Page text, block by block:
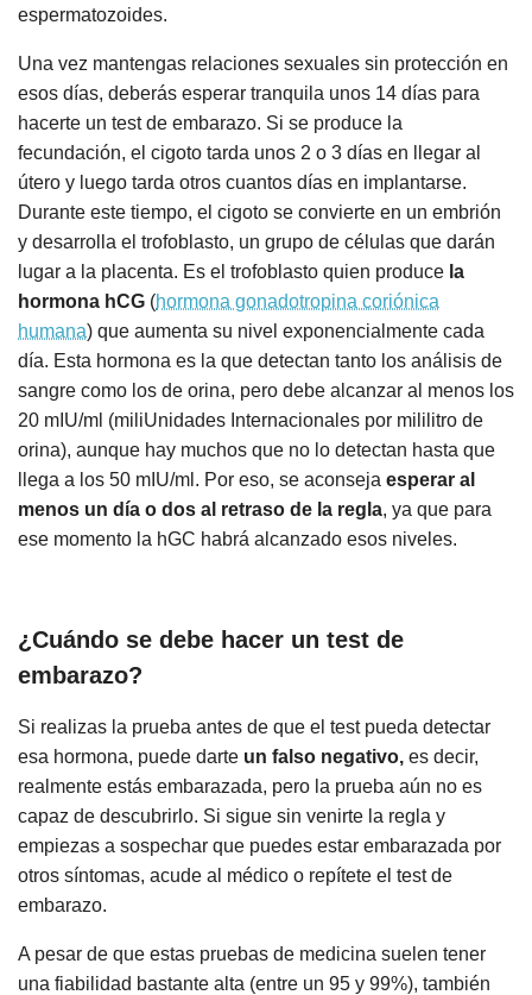
espermatozoides.
Una vez mantengas relaciones sexuales sin protección en
esos días, deberás esperar tranquila unos 14 días para
hacerte un test de embarazo. Si se produce la
fecundación, el cigoto tarda unos 2 o 3 días en llegar al
útero y luego tarda otros cuantos días en implantarse.
Durante este tiempo, el cigoto se convierte en un embrión
y desarrolla el trofoblasto, un grupo de células que darán
lugar a la placenta. Es el trofoblasto quien produce la
hormona hCG (hormona gonadotropina coriónica
humana) que aumenta su nivel exponencialmente cada
día. Esta hormona es la que detectan tanto los análisis de
sangre como los de orina, pero debe alcanzar al menos los
20 mIU/ml (miliUnidades Internacionales por mililitro de
orina), aunque hay muchos que no lo detectan hasta que
llega a los 50 mIU/ml. Por eso, se aconseja esperar al
menos un día o dos al retraso de la regla, ya que para
ese momento la hGC habrá alcanzado esos niveles.
¿Cuándo se debe hacer un test de
embarazo?
Si realizas la prueba antes de que el test pueda detectar
esa hormona, puede darte un falso negativo, es decir,
realmente estás embarazada, pero la prueba aún no es
capaz de descubrirlo. Si sigue sin venirte la regla y
empiezas a sospechar que puedes estar embarazada por
otros síntomas, acude al médico o repítete el test de
embarazo.
A pesar de que estas pruebas de medicina suelen tener
una fiabilidad bastante alta (entre un 95 y 99%), también